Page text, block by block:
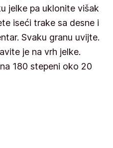
jelke pa uklonite višak
iseći trake sa desne i
Svaku granu uvijte.
je na vrh jelke.
180 stepeni oko 20